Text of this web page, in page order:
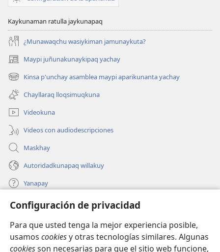
Configuración de privacidad
Para que usted tenga la mejor experiencia posible,
usamos cookiesy otras tecnologías similares. Algunas
cookiesson necesarias para que el sitio web funcione,
Kaykunaman ratulla jaykunapaq
¿Munawaqchu wasiykiman jamunaykuta?
Maypi juñunakunaykipaq yachay
(abre
una
nueva
ventana)
Kinsa p'unchay asamblea maypi aparikunanta yachay
(abre
una
nueva
ventana)
Chayllaraq lloqsimuqkuna
Videokuna
Videos con audiodescripciones
Maskhay
Autoridadkunapaq willakuy
Yanapay
Donacionta churanapaq
una
nueva
ventana)
INTERNETPI QELQANCHISKUNA Watchtower™
(abre
una